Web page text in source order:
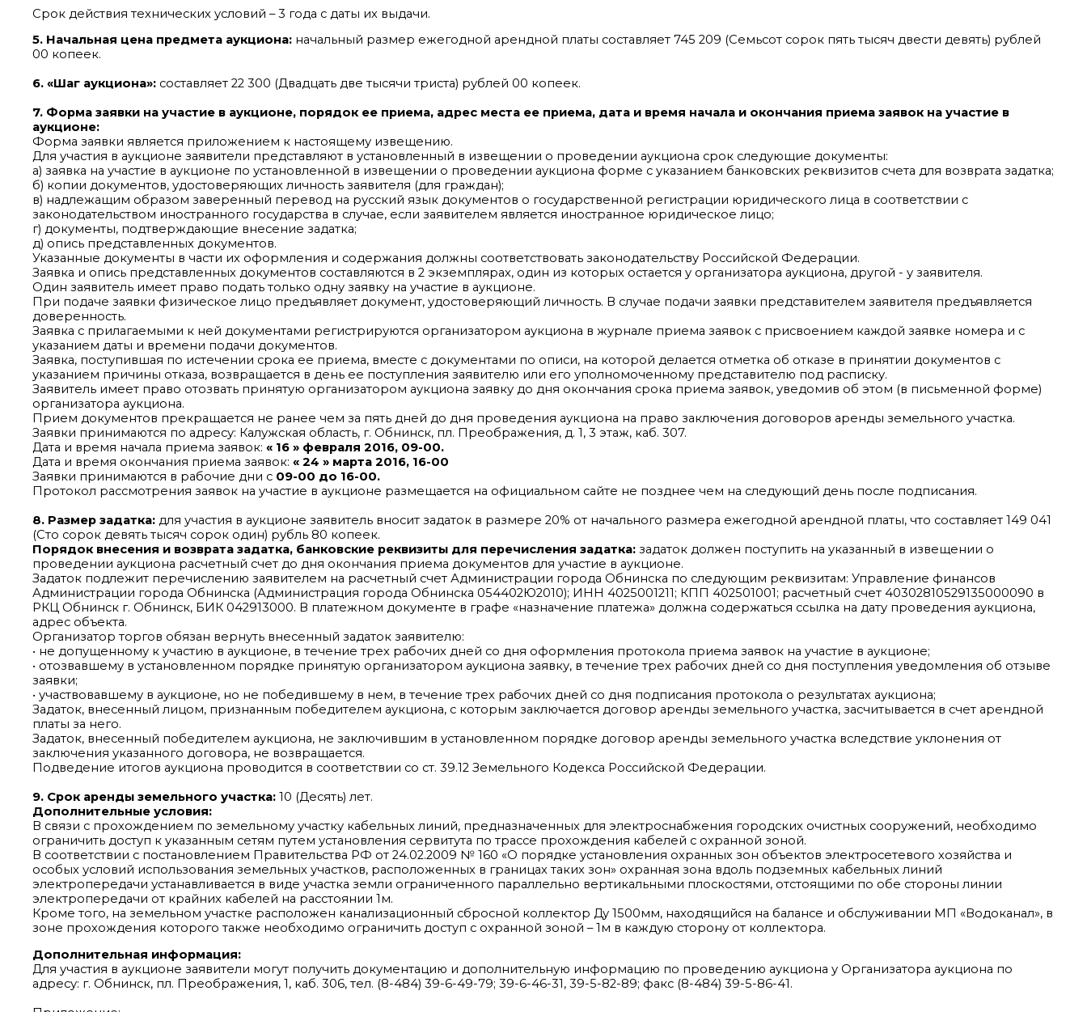
Срок действия технических условий – 3 года с даты их выдачи.
5. Начальная цена предмета аукциона: начальный размер ежегодной арендной платы составляет 745 209 (Семьсот сорок пять тысяч двести девять) рублей
00 копеек.
6. «Шаг аукциона»: составляет 22 300 (Двадцать две тысячи триста) рублей 00 копеек.
7. Форма заявки на участие в аукционе, порядок ее приема, адрес места ее приема, дата и время начала и окончания приема заявок на участие в
аукционе:
Форма заявки является приложением к настоящему извещению.
Для участия в аукционе заявители представляют в установленный в извещении о проведении аукциона срок следующие документы:
а) заявка на участие в аукционе по установленной в извещении о проведении аукциона форме с указанием банковских реквизитов счета для возврата задатка;
б) копии документов, удостоверяющих личность заявителя (для граждан);
в) надлежащим образом заверенный перевод на русский язык документов о государственной регистрации юридического лица в соответствии с
законодательством иностранного государства в случае, если заявителем является иностранное юридическое лицо;
г) документы, подтверждающие внесение задатка;
д) опись представленных документов.
Указанные документы в части их оформления и содержания должны соответствовать законодательству Российской Федерации.
Заявка и опись представленных документов составляются в 2 экземплярах, один из которых остается у организатора аукциона, другой - у заявителя.
Один заявитель имеет право подать только одну заявку на участие в аукционе.
При подаче заявки физическое лицо предъявляет документ, удостоверяющий личность. В случае подачи заявки представителем заявителя предъявляется
доверенность.
Заявка с прилагаемыми к ней документами регистрируются организатором аукциона в журнале приема заявок с присвоением каждой заявке номера и с
указанием даты и времени подачи документов.
Заявка, поступившая по истечении срока ее приема, вместе с документами по описи, на которой делается отметка об отказе в принятии документов с
указанием причины отказа, возвращается в день ее поступления заявителю или его уполномоченному представителю под расписку.
Заявитель имеет право отозвать принятую организатором аукциона заявку до дня окончания срока приема заявок, уведомив об этом (в письменной форме)
организатора аукциона.
Прием документов прекращается не ранее чем за пять дней до дня проведения аукциона на право заключения договоров аренды земельного участка.
Заявки принимаются по адресу: Калужская область, г. Обнинск, пл. Преображения, д. 1, 3 этаж, каб. 307.
Дата и время начала приема заявок: « 16 » февраля 2016, 09-00.
Дата и время окончания приема заявок: « 24 » марта 2016, 16-00
Заявки принимаются в рабочие дни с 09-00 до 16-00.
Протокол рассмотрения заявок на участие в аукционе размещается на официальном сайте не позднее чем на следующий день после подписания.
8. Размер задатка: для участия в аукционе заявитель вносит задаток в размере 20% от начального размера ежегодной арендной платы, что составляет 149 041
(Сто сорок девять тысяч сорок один) рубль 80 копеек.
Порядок внесения и возврата задатка, банковские реквизиты для перечисления задатка: задаток должен поступить на указанный в извещении о
проведении аукциона расчетный счет до дня окончания приема документов для участие в аукционе.
Задаток подлежит перечислению заявителем на расчетный счет Администрации города Обнинска по следующим реквизитам: Управление финансов
Администрации города Обнинска (Администрация города Обнинска 054402Ю2010); ИНН 4025001211; КПП 402501001; расчетный счет 40302810529135000090 в
РКЦ Обнинск г. Обнинск, БИК 042913000. В платежном документе в графе «назначение платежа» должна содержаться ссылка на дату проведения аукциона,
адрес объекта.
Организатор торгов обязан вернуть внесенный задаток заявителю:
• не допущенному к участию в аукционе, в течение трех рабочих дней со дня оформления протокола приема заявок на участие в аукционе;
• отозвавшему в установленном порядке принятую организатором аукциона заявку, в течение трех рабочих дней со дня поступления уведомления об отзыве
заявки;
• участвовавшему в аукционе, но не победившему в нем, в течение трех рабочих дней со дня подписания протокола о результатах аукциона;
Задаток, внесенный лицом, признанным победителем аукциона, с которым заключается договор аренды земельного участка, засчитывается в счет арендной
платы за него.
Задаток, внесенный победителем аукциона, не заключившим в установленном порядке договор аренды земельного участка вследствие уклонения от
заключения указанного договора, не возвращается.
Подведение итогов аукциона проводится в соответствии со ст. 39.12 Земельного Кодекса Российской Федерации.
9. Срок аренды земельного участка: 10 (Десять) лет.
Дополнительные условия:
В связи с прохождением по земельному участку кабельных линий, предназначенных для электроснабжения городских очистных сооружений, необходимо
ограничить доступ к указанным сетям путем установления сервитута по трассе прохождения кабелей с охранной зоной.
В соответствии с постановлением Правительства РФ от 24.02.2009 № 160 «О порядке установления охранных зон объектов электросетевого хозяйства и
особых условий использования земельных участков, расположенных в границах таких зон» охранная зона вдоль подземных кабельных линий
электропередачи устанавливается в виде участка земли ограниченного параллельно вертикальными плоскостями, отстоящими по обе стороны линии
электропередачи от крайних кабелей на расстоянии 1м.
Кроме того, на земельном участке расположен канализационный сбросной коллектор Ду 1500мм, находящийся на балансе и обслуживании МП «Водоканал», в
зоне прохождения которого также необходимо ограничить доступ с охранной зоной – 1м в каждую сторону от коллектора.
Дополнительная информация:
Для участия в аукционе заявители могут получить документацию и дополнительную информацию по проведению аукциона у Организатора аукциона по
адресу: г. Обнинск, пл. Преображения, 1, каб. 306, тел. (8-484) 39-6-49-79; 39-6-46-31, 39-5-82-89; факс (8-484) 39-5-86-41.